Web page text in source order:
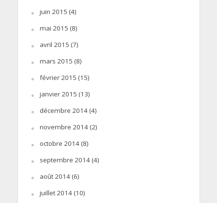
juin 2015 (4)
mai 2015 (8)
avril 2015 (7)
mars 2015 (8)
février 2015 (15)
janvier 2015 (13)
décembre 2014(4)
novembre 2014(2)
octobre 2014(8)
septembre 2014(4)
août 2014(6)
juillet 2014(10)